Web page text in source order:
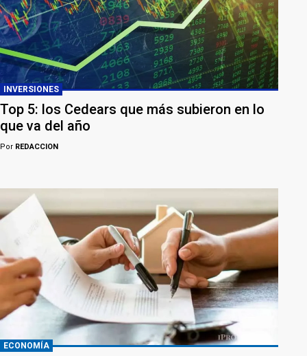
INVERSIONES
Top 5: los Cedears que más subieron en lo
que va del año
Por REDACCION
ECONOMÍA